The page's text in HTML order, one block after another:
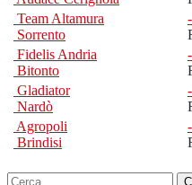
Team Altamura
Sorrento
-
Fidelis Andria
Bitonto
-
Gladiator
Nardò
-
Agropoli
Brindisi
-
Ricerca